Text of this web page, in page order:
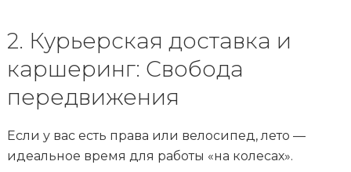
2. Курьерская доставка и
каршеринг: Свобода
передвижения
Если у вас есть права или велосипед, лето —
идеальное время для работы «на колесах».